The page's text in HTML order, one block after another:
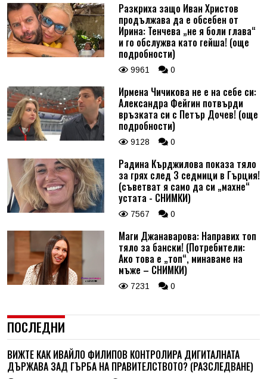
Разкриха защо Иван Христов
продължава да е обсебен от
Ирина: Тенчева „не я боли глава“
и го обслужва като гейша! (още
подробности)
9961 0
Ирмена Чичикова не е на себе си:
Александра Фейгин потвърди
връзката си с Петър Дочев! (още
подробности)
9128 0
Радина Кърджилова показа тяло
за грях след 3 седмици в Гърция!
(съветват я само да си „махне“
устата - СНИМКИ)
7567 0
Маги Джанаварова: Направих топ
тяло за бански! (Потребители:
Ако това е „топ“, минаваме на
мъже – СНИМКИ)
7231 0
ПОСЛЕДНИ
ВИЖТЕ КАК ИВАЙЛО ФИЛИПОВ КОНТРОЛИРА ДИГИТАЛНАТА
ДЪРЖАВА ЗАД ГЪРБА НА ПРАВИТЕЛСТВОТО? (РАЗСЛЕДВАНЕ)